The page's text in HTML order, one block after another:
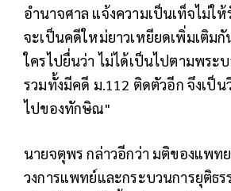
อำนาจศาล แจ้งความเป็นเท็จไม่ใ
จะเป็นคดีใหม่ยาวเหยียดเพิ่มเติม
ใครไปยื่นว่า ไม่ได้เป็นไปตามพระ
รวมทั้งมีคดี ม.112 ติดตัวอีก จึงเป็
ไปของทักษิณ"
นายจตุพร กล่าวอีกว่า มติของแพท
วงการแพทย์และกระบวนการยุติธ